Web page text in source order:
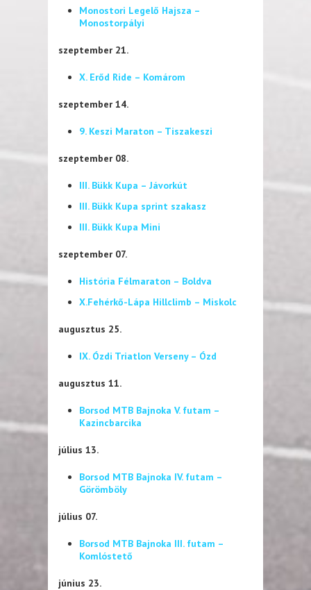
Monostori Legelő Hajsza –
Monostorpályi
szeptember 21.
X. Erőd Ride – Komárom
szeptember 14.
9. Keszi Maraton – Tiszakeszi
szeptember 08.
III. Bükk Kupa – Jávorkút
III. Bükk Kupa sprint szakasz
III. Bükk Kupa Mini
szeptember 07.
História Félmaraton – Boldva
X.Fehérkő-Lápa Hillclimb – Miskolc
augusztus 25.
IX. Ózdi Triatlon Verseny – Ózd
augusztus 11.
Borsod MTB Bajnoka V. futam –
Kazincbarcika
július 13.
Borsod MTB Bajnoka IV. futam –
Görömböly
július 07.
Borsod MTB Bajnoka III. futam –
Komlóstető
június 23.